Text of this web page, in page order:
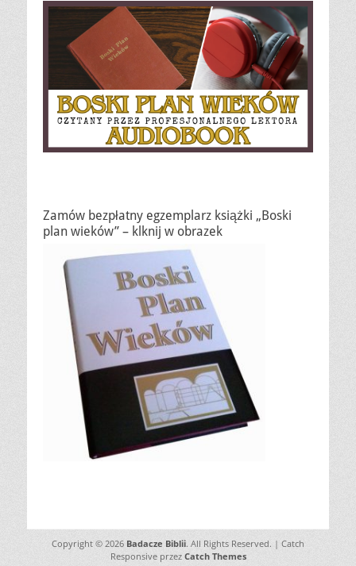
Zamów bezpłatny egzemplarz książki „Boski
plan wieków” – klknij w obrazek
Copyright © 2026 Badacze Biblii. All Rights Reserved. | Catch
Responsive przez Catch Themes